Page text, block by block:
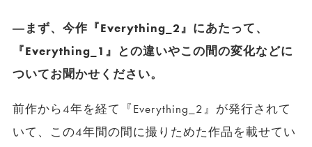
―まず、今作『Everything_2』にあたって、
『Everything_1』との違いやこの間の変化などに
ついてお聞かせください。
前作から4年を経て『Everything_2』が発行されて
いて、この4年間の間に撮りためた作品を載せてい